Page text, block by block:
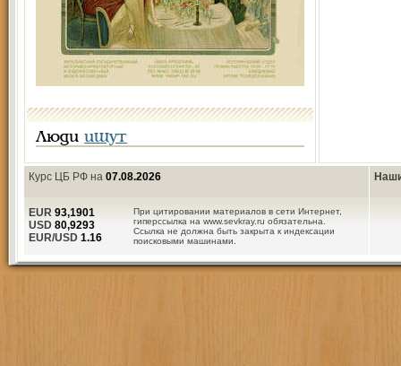
Люди ищут
Курс ЦБ РФ на 07.08.2026
При цитировании материалов в сети Интернет,
гиперссылка на www.sevkray.ru обязательна.
Ссылка не должна быть закрыта к индексации
поисковыми машинами.
EUR 93,1901
USD 80,9293
EUR/USD 1.16